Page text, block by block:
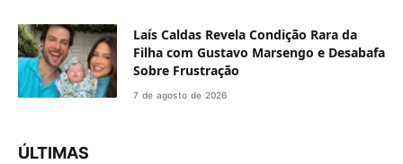
Laís Caldas Revela Condição Rara da
Filha com Gustavo Marsengo e Desabafa
Sobre Frustração
7 de agosto de 2026
ÚLTIMAS